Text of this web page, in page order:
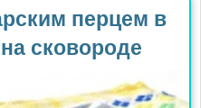
перцем в
сковороде